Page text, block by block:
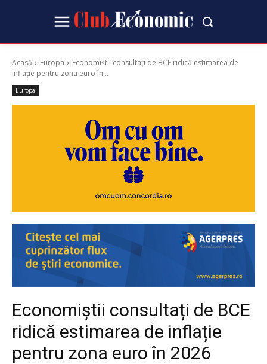
Acasă Europa
Economiștii consultați de BCE ridică estimarea de
inflație pentru zona euro în...
Europa
Economiștii consultați de BCE
ridică estimarea de inflație
pentru zona euro în 2026